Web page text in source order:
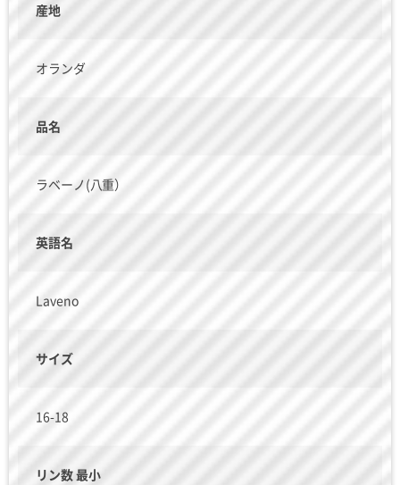
産地
オランダ
品名
ラベーノ(八重）
英語名
Laveno
サイズ
16-18
リン数 最小